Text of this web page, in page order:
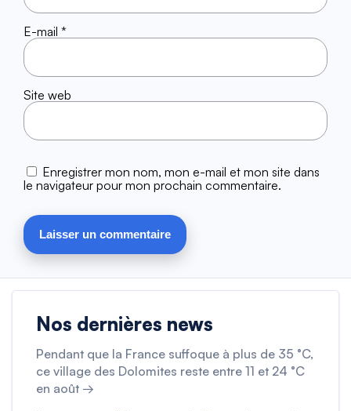
E-mail *
Site web
Enregistrer mon nom, mon e-mail et mon site dans
le navigateur pour mon prochain commentaire.
Nos dernières news
Pendant que la France suffoque à plus de 35 °C,
ce village des Dolomites reste entre 11 et 24 °C
en août →